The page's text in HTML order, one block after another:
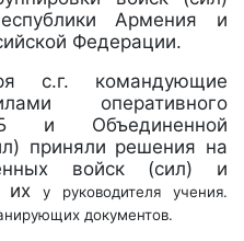
Армения и
Федерации.
командующие
оперативного
и Объединенной
приняли решения на
войск (сил) и
иху руководителя учения.
документов.